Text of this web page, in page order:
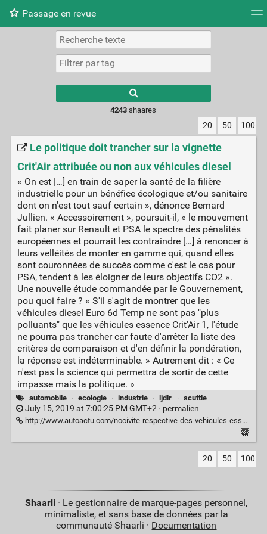
Passage en revue
Nuage de tags Mur d'images
4243 shaares
20 50 100
Le politique doit trancher sur la vignette
Crit'Air attribuée ou non aux véhicules diesel
« On est |…] en train de saper la santé de la filière
industrielle pour un bénéfice écologique et/ou sanitaire
dont on n'est tout sauf certain », dénonce Bernard
Jullien. « Accessoirement », poursuit-il, « le mouvement
fait planer sur Renault et PSA le spectre des pénalités
européennes et pourrait les contraindre […] à renoncer à
leurs velléités de monter en gamme qui, quand elles
sont couronnées de succès comme c'est le cas pour
PSA, tendent à les éloigner de leurs objectifs CO2 ».
Une nouvelle étude commandée par le Gouvernement,
pou quoi faire ? « S'il s'agit de montrer que les
véhicules diesel Euro 6d Temp ne sont pas "plus
polluants" que les véhicules essence Crit'Air 1, l'étude
ne pourra pas trancher car faute d'arrêter la liste des
critères de comparaison et d'en définir la pondération,
la réponse est indéterminable. » Autrement dit : « Ce
n'est pas la science qui permettra de sortir de cette
impasse mais la politique. »
automobile · ecologie · industrie · ljdlr · scuttle
July 15, 2019 at 7:00:25 PM GMT+2 · permalien
http://www.autoactu.com/nocivite-respective-des-vehicules-essence-et-diesel---a-quoi-doit-servir-l-etude-commandee-par-le-gouvernement--.shtml
20 50 100
Shaarli · Le gestionnaire de marque-pages personnel,
minimaliste, et sans base de données par la
communauté Shaarli · Documentation